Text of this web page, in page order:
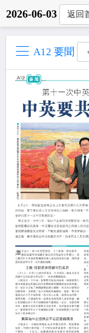
2026-06-03 返回
A12 要聞